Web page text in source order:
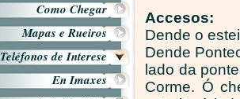
Como Chegar
Mapas e Rueiros
Teléfonos de Interese
En Imaxes
Accesos:
Dende o
Dende
lado da
Corme. Ó